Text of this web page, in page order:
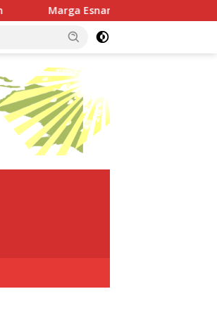
dan Isbeined Rampungkan Peta Adat,